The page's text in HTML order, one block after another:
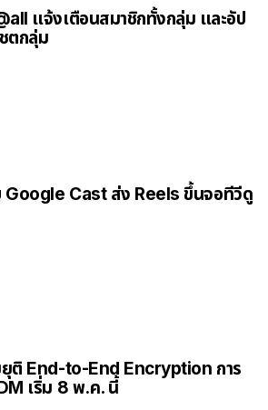
แจ้งเตือนสมาชิกทั้งกลุ่ม และอัป
ตกลุ่ม
Google Cast ส่ง Reels ขึ้นจอทีวีดู
ติ End-to-End Encryption การ
เริ่ม 8 พ.ค. นี้